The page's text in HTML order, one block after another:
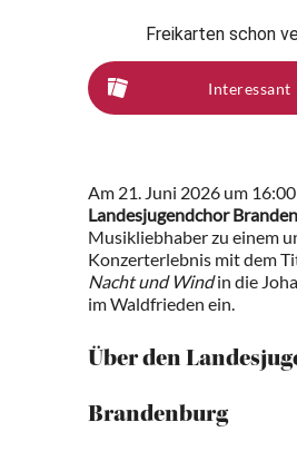
Freikarten schon
Interessant
Am 21. Juni 2026 um
Landesjugendchor
Musikliebhaber zu einem
Konzerterlebnis mit dem
Nacht und Windin die
im Waldfrieden ein.
Über den
Brandenburg